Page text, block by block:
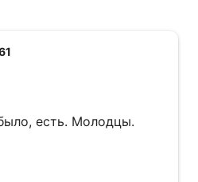
есть. Молодцы.